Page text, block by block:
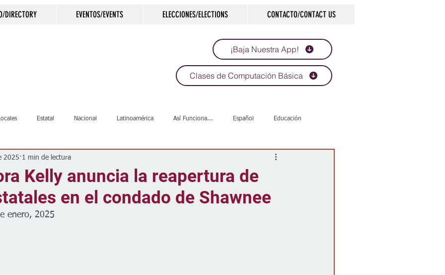
DIRECTORY EVENTOS/EVENTS ELECCIONES/ELECTIONS CONTACTO/CONTACT US
¡Baja Nuestra App!
Clases de Computación Básica
Estatal Nacional Latinoamérica Así Funciona... Español Educación
Salud Arte & Cultura
Escuelas Calles Desamparados Carreteras Comunidad Historias que inspiran
Kelly anuncia la reapertura de
en el condado de Shawnee
2025 1 min de lectura
enero, 2025